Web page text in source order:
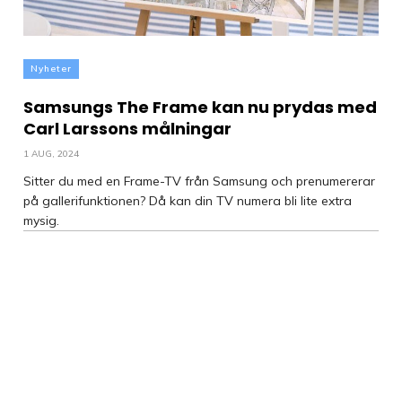
Nyheter
Samsungs The Frame kan nu prydas med
Carl Larssons målningar
1 AUG, 2024
Sitter du med en Frame-TV från Samsung och prenumererar
på gallerifunktionen? Då kan din TV numera bli lite extra
mysig.